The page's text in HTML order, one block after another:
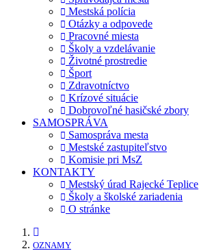
Mestská polícia
Otázky a odpovede
Pracovné miesta
Školy a vzdelávanie
Životné prostredie
Šport
Zdravotníctvo
Krízové situácie
Dobrovoľné hasičské zbory
SAMOSPRÁVA
Samospráva mesta
Mestské zastupiteľstvo
Komisie pri MsZ
KONTAKTY
Mestský úrad Rajecké Teplice
Školy a školské zariadenia
O stránke
OZNAMY